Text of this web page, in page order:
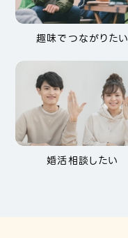
趣味でつながりたい
婚活相談したい